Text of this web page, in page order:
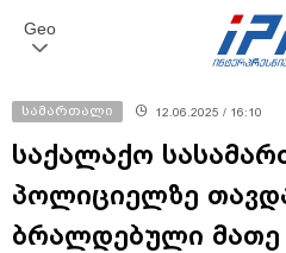
Geo
სამართალი 12.06.2025 / 16:10
საქალაქო
პოლიციელზე
ბრალდებული მათე